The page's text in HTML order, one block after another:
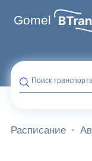
Gomel
Поиск
Расписание